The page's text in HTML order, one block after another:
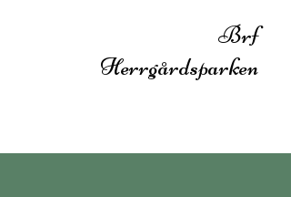
Brf
Herrgårdsparken